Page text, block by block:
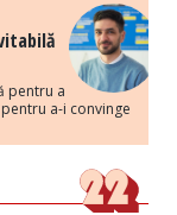
pentru a
a-i convinge